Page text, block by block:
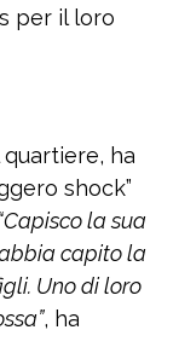
per il loro
ha
shock”
“Capisco la sua
capito la
Uno di loro
, ha